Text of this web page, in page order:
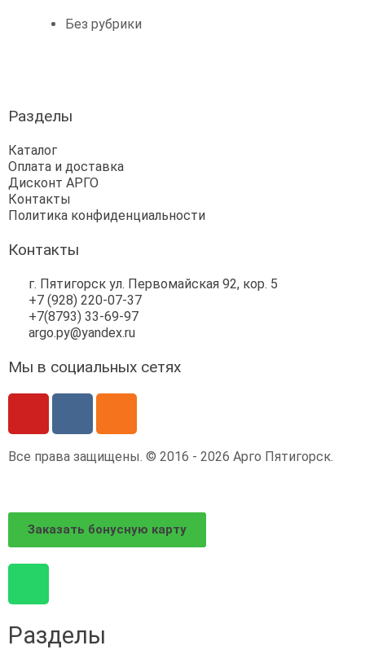
Без рубрики
Разделы
Каталог
Оплата и доставка
Дисконт АРГО
Контакты
Политика конфиденциальности
Контакты
г. Пятигорск ул. Первомайская 92, кор. 5
+7 (928) 220-07-37
+7(8793) 33-69-97
argo.py@yandex.ru
Мы в социальных сетях
Все права защищены. © 2016 - 2026 Арго Пятигорск.
Заказать бонусную карту
Разделы